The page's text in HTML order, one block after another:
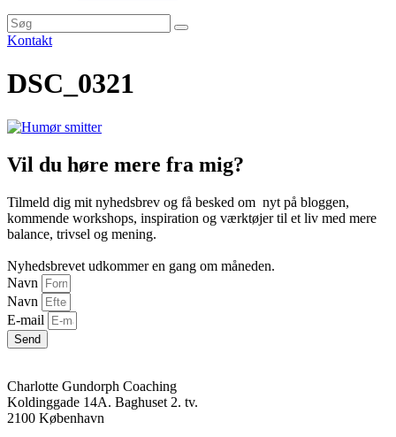
Kontakt
DSC_0321
Vil du høre mere fra mig?
Tilmeld dig mit nyhedsbrev og få besked om nyt på bloggen,
kommende workshops, inspiration og værktøjer til et liv med mere
balance, trivsel og mening.
Nyhedsbrevet udkommer en gang om måneden.
Navn
Navn
E-mail
Send
Charlotte Gundorph Coaching
Koldinggade 14A. Baghuset 2. tv.
2100 København